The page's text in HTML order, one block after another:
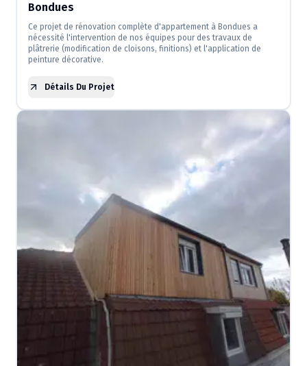
Bondues
Ce projet de rénovation complète d'appartement à Bondues a
nécessité l'intervention de nos équipes pour des travaux de
plâtrerie (modification de cloisons, finitions) et l'application de
peinture décorative.
Détails Du Projet